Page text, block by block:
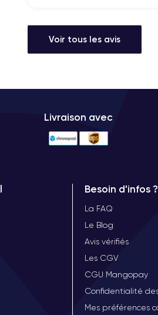
Voir tous les avis
Livraison avec
Besoin d'infos ?
La FAQ
Le Blog
Avis vérifiés
Les CGV
CGU Mangopay
Confidentialité
Mes préférences